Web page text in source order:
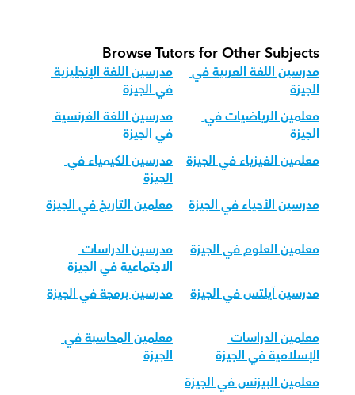
Browse Tutors for Other Subjects
مدرسين اللغة العربية في
الجيزة
مدرسين اللغة الإنجليزية
في الجيزة
معلمين الرياضيات في
الجيزة
مدرسين اللغة الفرنسية
في الجيزة
معلمين الفيزياء في الجيزة
مدرسين الكيمياء في
الجيزة
مدرسين الأحياء في الجيزة
معلمين التاريخ في الجيزة
معلمين العلوم في الجيزة
مدرسين الدراسات
الاجتماعية في الجيزة
مدرسين آيلتس في الجيزة
مدرسين برمجة في الجيزة
معلمين الدراسات
الإسلامية في الجيزة
معلمين المحاسبة في
الجيزة
معلمين البيزنس في الجيزة